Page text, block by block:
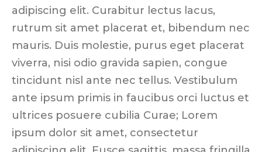
adipiscing elit. Curabitur lectus lacus,
rutrum sit amet placerat et, bibendum nec
mauris. Duis molestie, purus eget placerat
viverra, nisi odio gravida sapien, congue
tincidunt nisl ante nec tellus. Vestibulum
ante ipsum primis in faucibus orci luctus et
ultrices posuere cubilia Curae; Lorem
ipsum dolor sit amet, consectetur